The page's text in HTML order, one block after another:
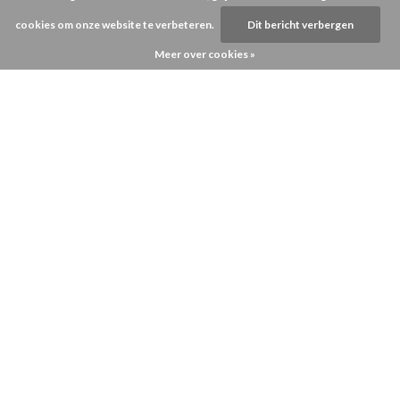
cookies om onze website te verbeteren. Dit bericht verbergen
Meer over cookies »